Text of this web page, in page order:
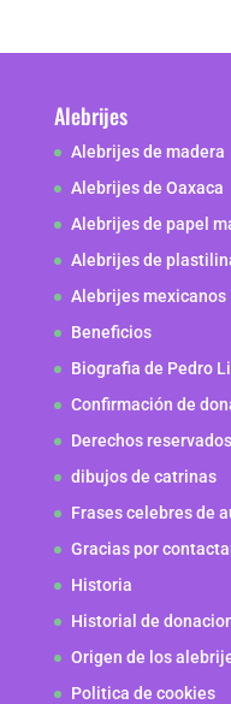
Alebrijes
Alebrijes de madera
Alebrijes de Oaxaca
Alebrijes de papel
Alebrijes de
Alebrijes mexicanos
Beneficios
Biografia de Pedro
Confirmación de
Derechos reservados
dibujos de catrinas
Frases celebres de
Gracias por
Historia
Historial de
Origen de los
Politica de cookies